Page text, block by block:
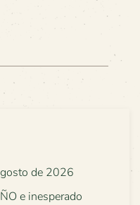
de 2026
e inesperado